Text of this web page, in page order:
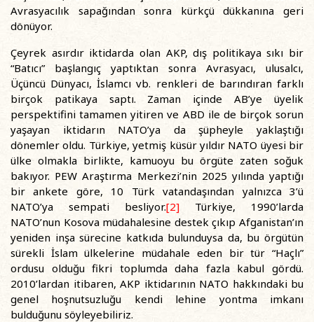
Avrasyacılık sapağından sonra kürkçü dükkanına geri
dönüyor.
Çeyrek asırdır iktidarda olan AKP, dış politikaya sıkı bir
“Batıcı” başlangıç yaptıktan sonra Avrasyacı, ulusalcı,
Üçüncü Dünyacı, İslamcı vb. renkleri de barındıran farklı
birçok patikaya saptı. Zaman içinde AB’ye üyelik
perspektifini tamamen yitiren ve ABD ile de birçok sorun
yaşayan iktidarın NATO’ya da şüpheyle yaklaştığı
dönemler oldu. Türkiye, yetmiş küsür yıldır NATO üyesi bir
ülke olmakla birlikte, kamuoyu bu örgüte zaten soğuk
bakıyor. PEW Araştırma Merkezi’nin 2025 yılında yaptığı
bir ankete göre, 10 Türk vatandaşından yalnızca 3’ü
NATO’ya sempati besliyor.[2] Türkiye, 1990’larda
NATO’nun Kosova müdahalesine destek çıkıp Afganistan’ın
yeniden inşa sürecine katkıda bulunduysa da, bu örgütün
sürekli İslam ülkelerine müdahale eden bir tür “Haçlı”
ordusu olduğu fikri toplumda daha fazla kabul gördü.
2010’lardan itibaren, AKP iktidarının NATO hakkındaki bu
genel hoşnutsuzluğu kendi lehine yontma imkanı
bulduğunu söyleyebiliriz.